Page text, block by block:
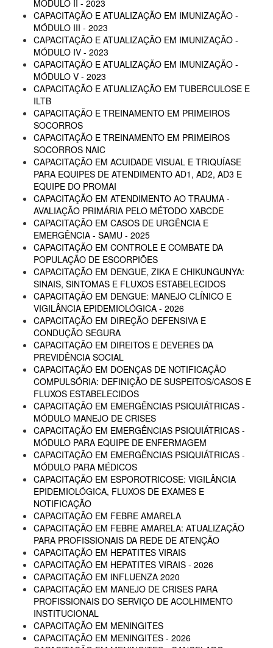
MÓDULO II - 2023
CAPACITAÇÃO E ATUALIZAÇÃO EM IMUNIZAÇÃO -
MÓDULO III - 2023
CAPACITAÇÃO E ATUALIZAÇÃO EM IMUNIZAÇÃO -
MÓDULO IV - 2023
CAPACITAÇÃO E ATUALIZAÇÃO EM IMUNIZAÇÃO -
MÓDULO V - 2023
CAPACITAÇÃO E ATUALIZAÇÃO EM TUBERCULOSE E
ILTB
CAPACITAÇÃO E TREINAMENTO EM PRIMEIROS
SOCORROS
CAPACITAÇÃO E TREINAMENTO EM PRIMEIROS
SOCORROS NAIC
CAPACITAÇÃO EM ACUIDADE VISUAL E TRIQUÍASE
PARA EQUIPES DE ATENDIMENTO AD1, AD2, AD3 E
EQUIPE DO PROMAI
CAPACITAÇÃO EM ATENDIMENTO AO TRAUMA -
AVALIAÇÃO PRIMÁRIA PELO MÉTODO XABCDE
CAPACITAÇÃO EM CASOS DE URGÊNCIA E
EMERGÊNCIA - SAMU - 2025
CAPACITAÇÃO EM CONTROLE E COMBATE DA
POPULAÇÃO DE ESCORPIÕES
CAPACITAÇÃO EM DENGUE, ZIKA E CHIKUNGUNYA:
SINAIS, SINTOMAS E FLUXOS ESTABELECIDOS
CAPACITAÇÃO EM DENGUE: MANEJO CLÍNICO E
VIGILÂNCIA EPIDEMIOLÓGICA - 2026
CAPACITAÇÃO EM DIREÇÃO DEFENSIVA E
CONDUÇÃO SEGURA
CAPACITAÇÃO EM DIREITOS E DEVERES DA
PREVIDÊNCIA SOCIAL
CAPACITAÇÃO EM DOENÇAS DE NOTIFICAÇÃO
COMPULSÓRIA: DEFINIÇÃO DE SUSPEITOS/CASOS E
FLUXOS ESTABELECIDOS
CAPACITAÇÃO EM EMERGÊNCIAS PSIQUIÁTRICAS -
MÓDULO MANEJO DE CRISES
CAPACITAÇÃO EM EMERGÊNCIAS PSIQUIÁTRICAS -
MÓDULO PARA EQUIPE DE ENFERMAGEM
CAPACITAÇÃO EM EMERGÊNCIAS PSIQUIÁTRICAS -
MÓDULO PARA MÉDICOS
CAPACITAÇÃO EM ESPOROTRICOSE: VIGILÂNCIA
EPIDEMIOLÓGICA, FLUXOS DE EXAMES E
NOTIFICAÇÃO
CAPACITAÇÃO EM FEBRE AMARELA
CAPACITAÇÃO EM FEBRE AMARELA: ATUALIZAÇÃO
PARA PROFISSIONAIS DA REDE DE ATENÇÃO
CAPACITAÇÃO EM HEPATITES VIRAIS
CAPACITAÇÃO EM HEPATITES VIRAIS - 2026
CAPACITAÇÃO EM INFLUENZA 2020
CAPACITAÇÃO EM MANEJO DE CRISES PARA
PROFISSIONAIS DO SERVIÇO DE ACOLHIMENTO
INSTITUCIONAL
CAPACITAÇÃO EM MENINGITES
CAPACITAÇÃO EM MENINGITES - 2026